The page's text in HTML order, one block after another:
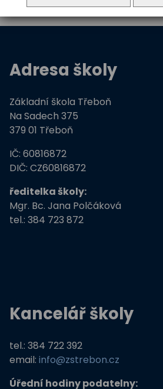
Adresa školy
Základní škola Třeboň
Na Sadech 375
379 01 Třeboň
IČ: 60816872
DIČ: CZ60816872
ředitelka školy:
Mgr. Bc. Jana Polčáková
tel.: 384 723 872
Kancelář školy
tel.: 384 722 392
email: info@zstrebon.cz
Úřední hodiny podatelny: